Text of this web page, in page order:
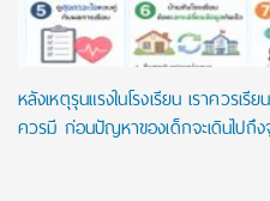
หลังเหตุรุนแรงในโรงเรียน เราควรเรี
ควรมี ก่อนปัญหาของเด็กจะเดินไปถึ